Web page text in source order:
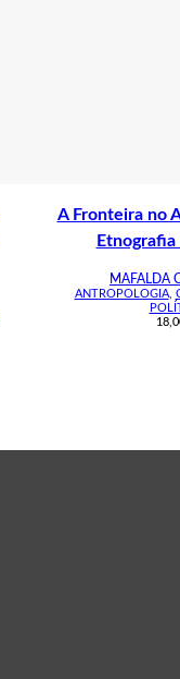
A Fronteira no
Etnografia
MAFALDA
ANTROPOLOGIA,